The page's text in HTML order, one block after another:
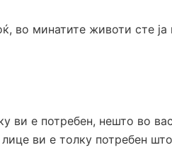
во минатите животи сте
ви е потребен, нешто во
ви е толку потребен